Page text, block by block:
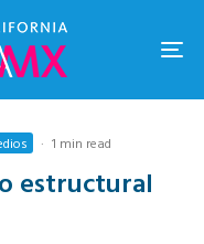
· 1 min read
estructural